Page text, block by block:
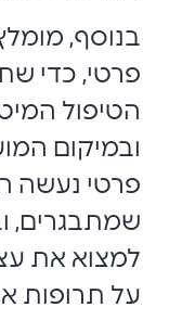
בנוסף,
פרטי, כדי
הטיפול
ובמיקום
פרטי נעשה
שמתבגרים,
למצוא את
על תרופות